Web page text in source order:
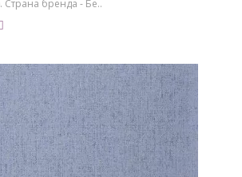
Страна бренда - Бе..